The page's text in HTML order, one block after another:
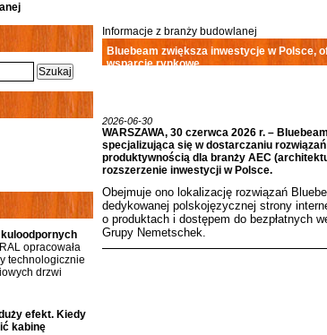
Informacje z branży budowlanej
Bluebeam zwiększa inwestycje w Polsce,
wsparcie rynkowe
2026-06-30
WARSZAWA, 30 czerwca 2026 r. –
specjalizująca się w dostarczaniu
produktywnością dla branży AEC
rozszerzenie inwestycji w Polsce.
Obejmuje ono lokalizację rozwiązań
dedykowanej polskojęzycznej strony
o produktach i dostępem do bezpłatnych
Grupy Nemetschek.
opracowała
technologicznie
drzwi
efekt. Kiedy
kabinę